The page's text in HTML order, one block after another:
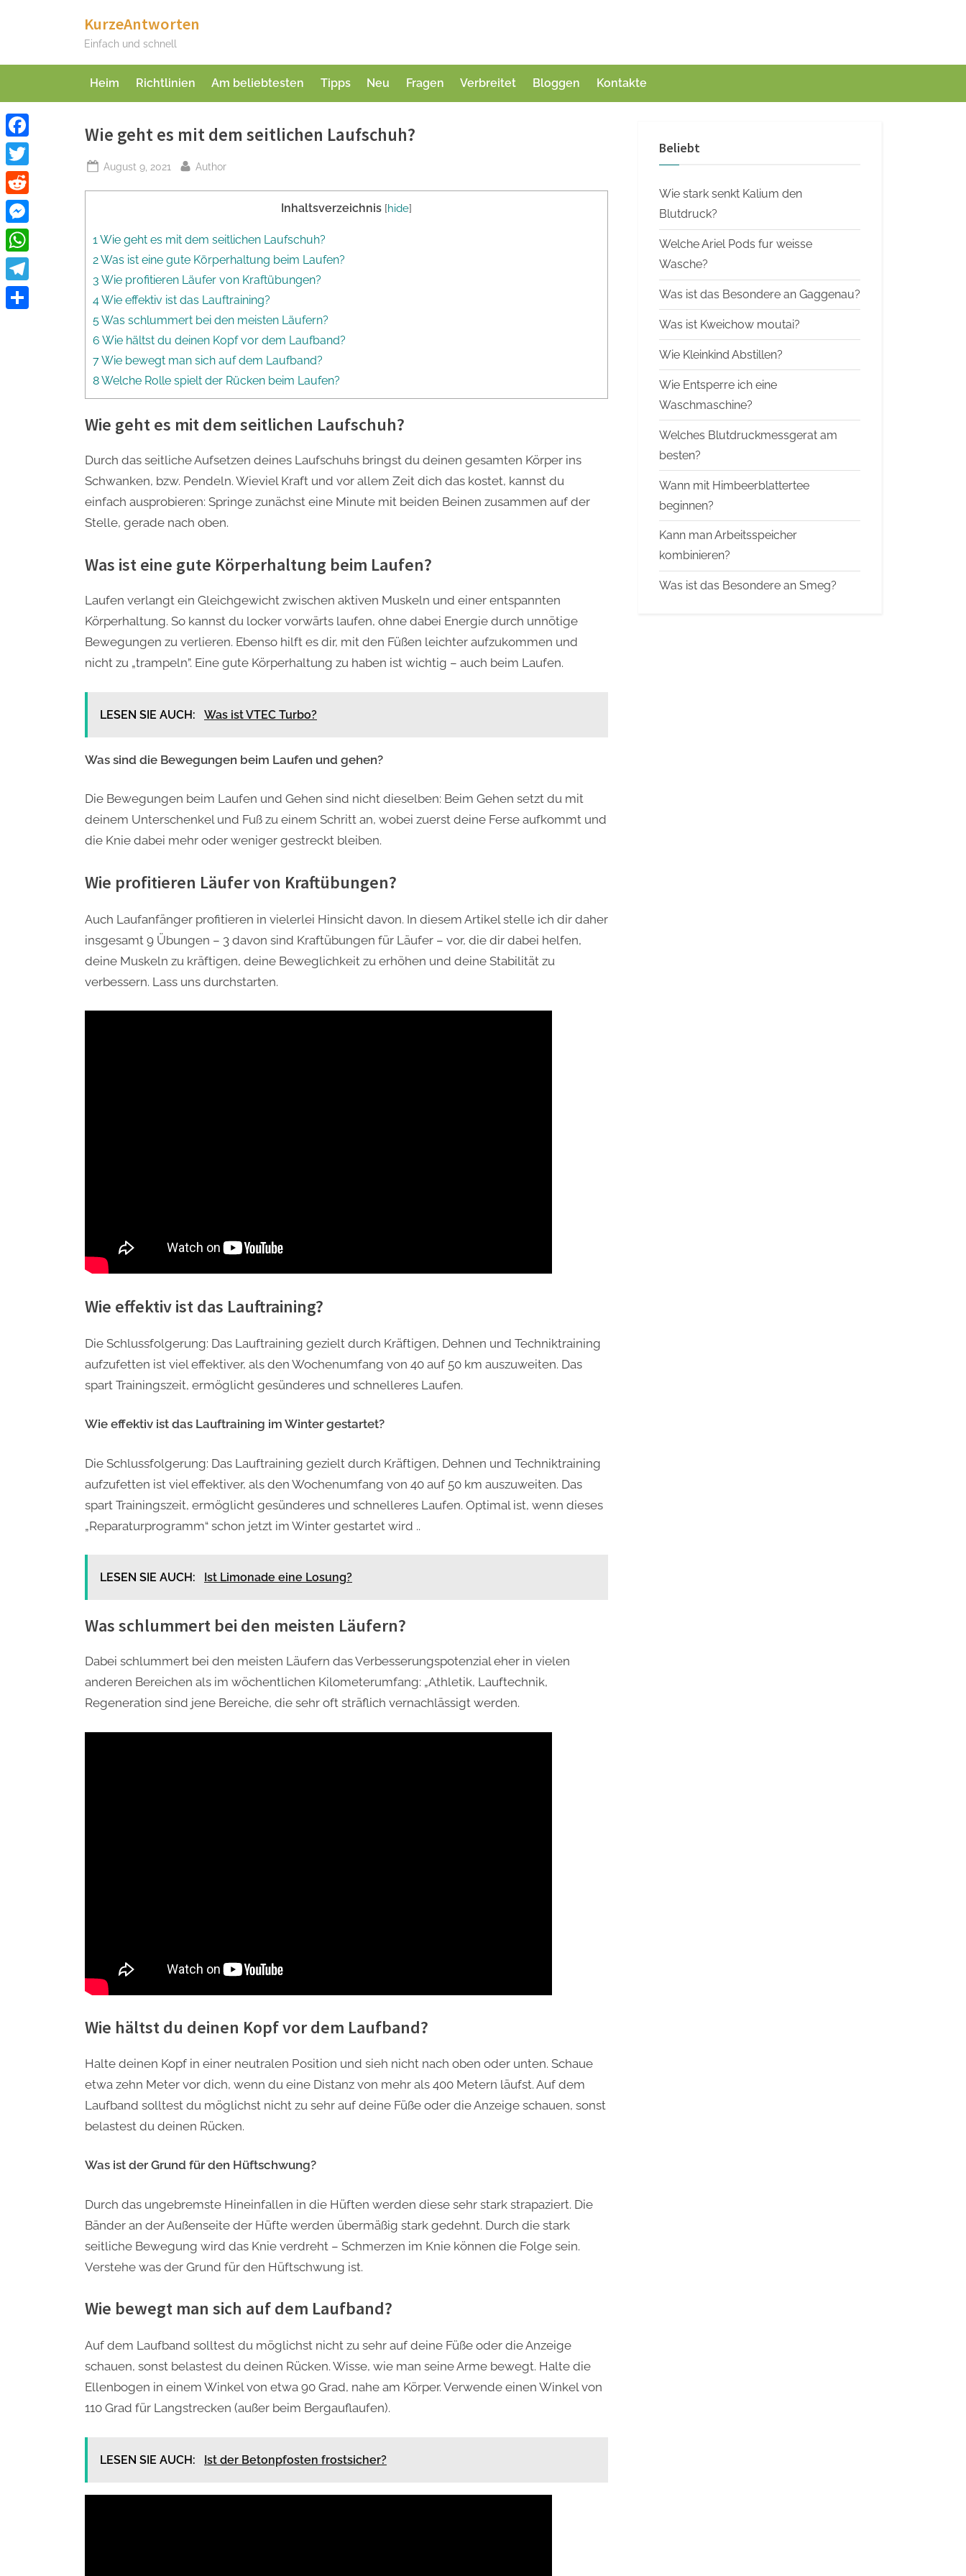
KurzeAntworten
Einfach und schnell
Heim Richtlinien Am beliebtesten Tipps Neu Fragen Verbreitet Bloggen Kontakte
Wie geht es mit dem seitlichen Laufschuh?
Posted
August 9, 2021 By
Author
Inhaltsverzeichnis [hide]
1 Wie geht es mit dem seitlichen Laufschuh?
2 Was ist eine gute Körperhaltung beim Laufen?
3 Wie profitieren Läufer von Kraftübungen?
4 Wie effektiv ist das Lauftraining?
5 Was schlummert bei den meisten Läufern?
6 Wie hältst du deinen Kopf vor dem Laufband?
7 Wie bewegt man sich auf dem Laufband?
8 Welche Rolle spielt der Rücken beim Laufen?
Wie geht es mit dem seitlichen Laufschuh?
Durch das seitliche Aufsetzen deines Laufschuhs bringst du deinen gesamten Körper ins
Schwanken, bzw. Pendeln. Wieviel Kraft und vor allem Zeit dich das kostet, kannst du
einfach ausprobieren: Springe zunächst eine Minute mit beiden Beinen zusammen auf der
Stelle, gerade nach oben.
Was ist eine gute Körperhaltung beim Laufen?
Laufen verlangt ein Gleichgewicht zwischen aktiven Muskeln und einer entspannten
Körperhaltung. So kannst du locker vorwärts laufen, ohne dabei Energie durch unnötige
Bewegungen zu verlieren. Ebenso hilft es dir, mit den Füßen leichter aufzukommen und
nicht zu „trampeln”. Eine gute Körperhaltung zu haben ist wichtig – auch beim Laufen.
LESEN SIE AUCH: Was ist VTEC Turbo?
Was sind die Bewegungen beim Laufen und gehen?
Die Bewegungen beim Laufen und Gehen sind nicht dieselben: Beim Gehen setzt du mit
deinem Unterschenkel und Fuß zu einem Schritt an, wobei zuerst deine Ferse aufkommt und
die Knie dabei mehr oder weniger gestreckt bleiben.
Wie profitieren Läufer von Kraftübungen?
Auch Laufanfänger profitieren in vielerlei Hinsicht davon. In diesem Artikel stelle ich dir daher
insgesamt 9 Übungen – 3 davon sind Kraftübungen für Läufer – vor, die dir dabei helfen,
deine Muskeln zu kräftigen, deine Beweglichkeit zu erhöhen und deine Stabilität zu
verbessern. Lass uns durchstarten.
Wie effektiv ist das Lauftraining?
Die Schlussfolgerung: Das Lauftraining gezielt durch Kräftigen, Dehnen und Techniktraining
aufzufetten ist viel effektiver, als den Wochenumfang von 40 auf 50 km auszuweiten. Das
spart Trainingszeit, ermöglicht gesünderes und schnelleres Laufen.
Wie effektiv ist das Lauftraining im Winter gestartet?
Die Schlussfolgerung: Das Lauftraining gezielt durch Kräftigen, Dehnen und Techniktraining
aufzufetten ist viel effektiver, als den Wochenumfang von 40 auf 50 km auszuweiten. Das
spart Trainingszeit, ermöglicht gesünderes und schnelleres Laufen. Optimal ist, wenn dieses
„Reparaturprogramm“ schon jetzt im Winter gestartet wird ..
LESEN SIE AUCH: Ist Limonade eine Losung?
Was schlummert bei den meisten Läufern?
Dabei schlummert bei den meisten Läufern das Verbesserungspotenzial eher in vielen
anderen Bereichen als im wöchentlichen Kilometerumfang: „Athletik, Lauftechnik,
Regeneration sind jene Bereiche, die sehr oft sträflich vernachlässigt werden.
Wie hältst du deinen Kopf vor dem Laufband?
Halte deinen Kopf in einer neutralen Position und sieh nicht nach oben oder unten. Schaue
etwa zehn Meter vor dich, wenn du eine Distanz von mehr als 400 Metern läufst. Auf dem
Laufband solltest du möglichst nicht zu sehr auf deine Füße oder die Anzeige schauen, sonst
belastest du deinen Rücken.
Was ist der Grund für den Hüftschwung?
Durch das ungebremste Hineinfallen in die Hüften werden diese sehr stark strapaziert. Die
Bänder an der Außenseite der Hüfte werden übermäßig stark gedehnt. Durch die stark
seitliche Bewegung wird das Knie verdreht – Schmerzen im Knie können die Folge sein.
Verstehe was der Grund für den Hüftschwung ist.
Wie bewegt man sich auf dem Laufband?
Auf dem Laufband solltest du möglichst nicht zu sehr auf deine Füße oder die Anzeige
schauen, sonst belastest du deinen Rücken. Wisse, wie man seine Arme bewegt. Halte die
Ellenbogen in einem Winkel von etwa 90 Grad, nahe am Körper. Verwende einen Winkel von
110 Grad für Langstrecken (außer beim Bergauflaufen).
LESEN SIE AUCH: Ist der Betonpfosten frostsicher?
Beliebt
Wie stark senkt Kalium den
Blutdruck?
Welche Ariel Pods fur weisse
Wasche?
Was ist das Besondere an Gaggenau?
Was ist Kweichow moutai?
Wie Kleinkind Abstillen?
Wie Entsperre ich eine
Waschmaschine?
Welches Blutdruckmessgerat am
besten?
Wann mit Himbeerblattertee
beginnen?
Kann man Arbeitsspeicher
kombinieren?
Was ist das Besondere an Smeg?
Facebook
Twitter
Reddit
Messenger
WhatsApp
Telegram